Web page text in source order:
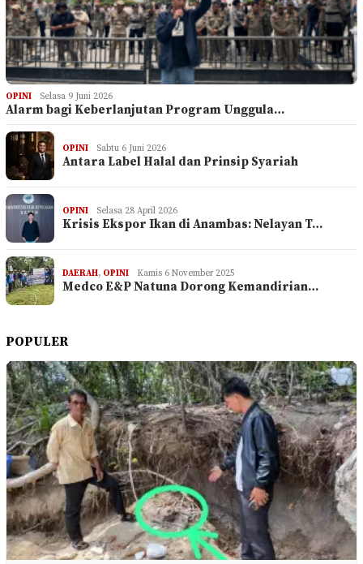
OPINI Selasa 9 Juni 2026
Alarm bagi Keberlanjutan Program Unggula…
OPINI Sabtu 6 Juni 2026
Antara Label Halal dan Prinsip Syariah
OPINI Selasa 28 April 2026
Krisis Ekspor Ikan di Anambas: Nelayan T…
DAERAH, OPINI Kamis 6 November 2025
Medco E&P Natuna Dorong Kemandirian…
POPULER